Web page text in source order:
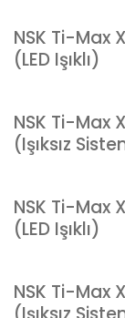
NSK Ti-Max
(LED Işıklı)
NSK Ti-Max
(Işıksız
NSK Ti-Max
(LED Işıklı)
NSK Ti-Max